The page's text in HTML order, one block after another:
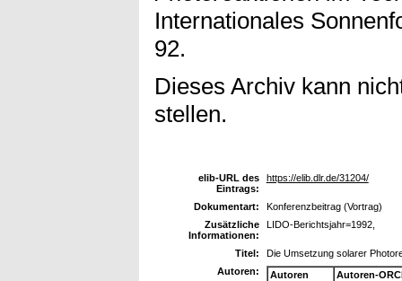
Internationales
92.
Dieses Archiv kann
stellen.
elib-URL des
Eintrags:
https://elib.dlr.de/31204/
Dokumentart:
Konferenzbeitrag (Vortrag)
Zusätzliche
Informationen:
LIDO-Berichtsjahr=1992,
Titel:
Die Umsetzung solarer
Autoren:
Autoren
Autoren-